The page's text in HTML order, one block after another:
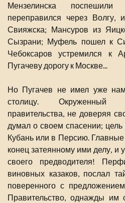
Мензелинска
переправился через
Свияжска; Мансуров из
Сызрани; Муфель пошел к
Чебоксаров устремился к
Пугачеву дорогу к Москве...
Но Пугачев не имел уже
столицу. Окруженный
правительства, не доверяя
думал о своем спасении;
Кубань или в Персию.
конец затеянному ими делу, и
своего предводителя!
виновных казаков, послал
поверенного с
Правительство, однажды им